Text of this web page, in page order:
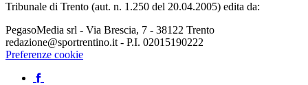
Tribunale di Trento (aut. n. 1.250 del 20.04.2005) edita da:
PegasoMedia srl - Via Brescia, 7 - 38122 Trento
redazione@sportrentino.it - P.I. 02015190222
Preferenze cookie